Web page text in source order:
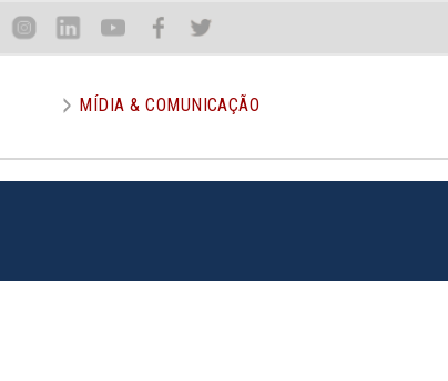
Inst Lin You Face Twit
MÍDIA & COMUNICAÇÃO